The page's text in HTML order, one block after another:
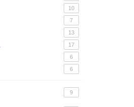
10
7
13
17
6
6
9